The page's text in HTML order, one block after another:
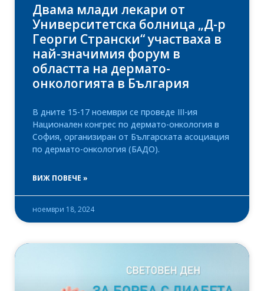
Двама млади лекари от
Университетска болница „Д-р
Георги Странски“ участваха в
най-значимия форум в
областта на дермато-
онкологията в България
В дните 15-17 ноември се проведе III-ия
Национален конгрес по дермато-онкология в
София, организиран от Българската асоциация
по дермато-онкология (БАДО).
ВИЖ ПОВЕЧЕ »
ноември 18, 2024